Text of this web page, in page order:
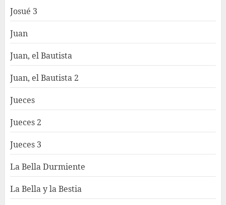
Josué 3
Juan
Juan, el Bautista
Juan, el Bautista 2
Jueces
Jueces 2
Jueces 3
La Bella Durmiente
La Bella y la Bestia